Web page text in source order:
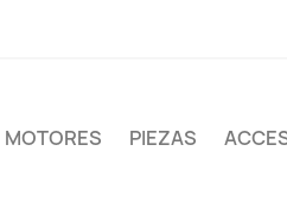
MOTORES PIEZAS